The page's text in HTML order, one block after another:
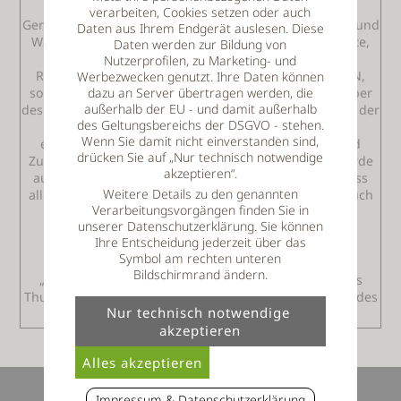
Kotrolliert wurden baurechtliche
Genehmigungsbescheide, Prüfprotokolle über Rauch- und
Wärmeabzüge, sowie geforderte Brandschutzelemente,
das Prüfbuch der Brandmeldeanlage und
Räumungsanlage, die Brandschutzordnung nach DIN,
sowie die Flucht- und Rettungswegepläne. Der Betreiber
des Hotels, Herr Volker Thum, konnte dem Besuch und der
Kontrolle der Brandschutzeinrichtungen gelassen
entgegen sehen. Bei den letzten Renovierungen und
Zubauten des Hotels in den Jahren 2013 und 2015 wurde
auch umfassend in den Brandschutz investiert, so dass
alle Einrichtungen auf dem Stand der Technik sind. Auch
die fachmännische Wartung und Prüfung werden
regelmäßig durchgeführt. Nach der ausführlichen
Begehung und Kontrolle konnte direkt vor Ort vom
Brandschutzfachmann Schraufstetter die Aussage
„Mängelfrei“ gemacht werden. Er bemerkte, dass das
Thula Wellnesshotel auch in Sachen ein Vorzeigehotel des
Landkreises sei.
verarbeiten, Cookies setzen oder auch
Daten aus Ihrem Endgerät auslesen. Diese
Daten werden zur Bildung von
Nutzerprofilen, zu Marketing- und
Werbezwecken genutzt. Ihre Daten können
dazu an Server übertragen werden, die
außerhalb der EU - und damit außerhalb
des Geltungsbereichs der DSGVO - stehen.
Wenn Sie damit nicht einverstanden sind,
drücken Sie auf „Nur technisch notwendige
akzeptieren“.
Weitere Details zu den genannten
Verarbeitungsvorgängen finden Sie in
unserer Datenschutzerklärung. Sie können
Ihre Entscheidung jederzeit über das
Symbol am rechten unteren
Bildschirmrand ändern.